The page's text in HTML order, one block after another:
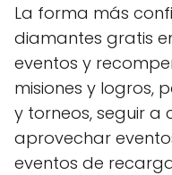
La forma más
diamantes gratis
eventos y
misiones y logros,
y torneos, seguir
aprovechar
eventos de